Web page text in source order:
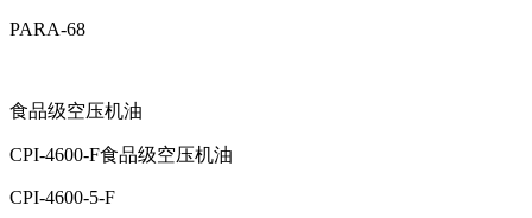
PARA-68
食品级空压机油
CPI-4600-F食品级空压机油
CPI-4600-5-F